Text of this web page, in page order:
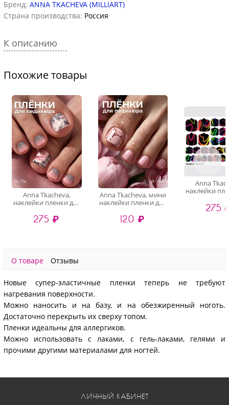
Бренд: ANNA TKACHEVA (MILLIART)
Страна производства: Россия
К описанию
Похожие товары
Anna Tkacheva,
наклейки пленки для
275 ₽
Anna Tkacheva, мини
наклейки пленки для
120 ₽
Anna
наклейки
275
О товаре Отзывы
Новые супер-эластичные пленки теперь не требуют
нагревания поверхности.
Можно наносить и на базу, и на обезжиренный ноготь.
Достаточно перекрыть их сверху топом.
Пленки идеальны для аллергиков.
Можно использовать с лаками, с гель-лаками, гелями и
прочими другими материалами для ногтей.
ЛИЧНЫЙ КАБИНЕТ